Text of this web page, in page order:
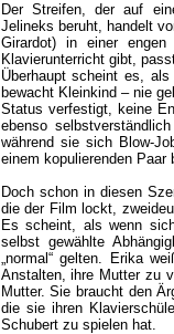
Der Streifen, der auf
Jelineks beruht, handelt
Girardot) in einer
Klavierunterricht gibt,
Überhaupt scheint es,
bewacht Kleinkind – nie
Status verfestigt, keine
ebenso
während sie sich Blow-
einem kopulierenden Paar
Doch schon in diesen
die der Film lockt,
Es scheint, als wenn
selbst gewählte
„normal“ gelten. Erika
Anstalten, ihre Mutter zu
Mutter. Sie braucht den
die sie ihren
Schubert zu spielen hat.